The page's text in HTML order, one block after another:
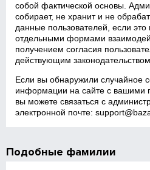
собой фактической основы.
собирает, не хранит и не
данные пользователей, если
отдельными формами
получением согласия
действующим
Если вы обнаружили случайное
информации на сайте с вашими
вы можете связаться с
электронной почте:
Подобные фамилии